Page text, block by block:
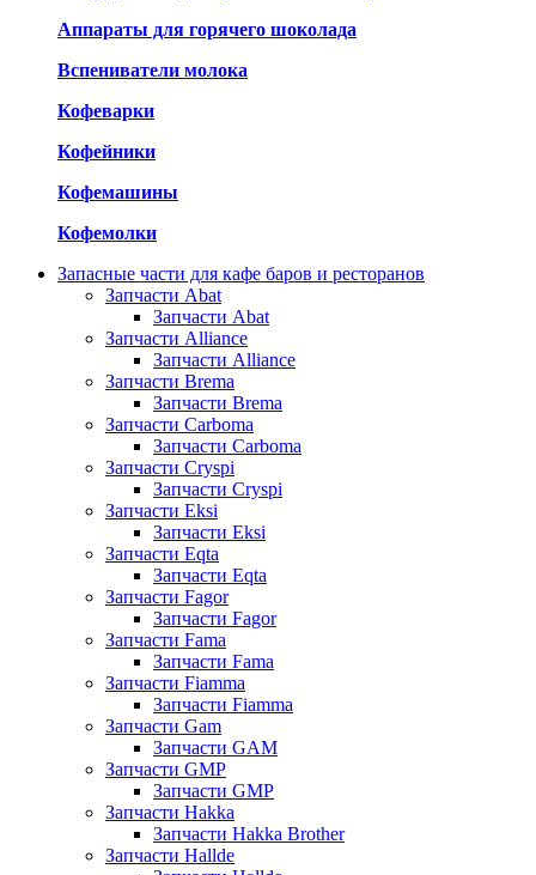
Аппараты для горячего шоколада
Вспениватели молока
Кофеварки
Кофейники
Кофемашины
Кофемолки
Запасные части для кафе баров и ресторанов
Запчасти Abat
Запчасти Abat
Запчасти Alliance
Запчасти Alliance
Запчасти Brema
Запчасти Brema
Запчасти Carboma
Запчасти Carboma
Запчасти Cryspi
Запчасти Cryspi
Запчасти Eksi
Запчасти Eksi
Запчасти Eqta
Запчасти Eqta
Запчасти Fagor
Запчасти Fagor
Запчасти Fama
Запчасти Fama
Запчасти Fiamma
Запчасти Fiamma
Запчасти Gam
Запчасти GAM
Запчасти GMP
Запчасти GMP
Запчасти Hakka
Запчасти Hakka Brother
Запчасти Hallde